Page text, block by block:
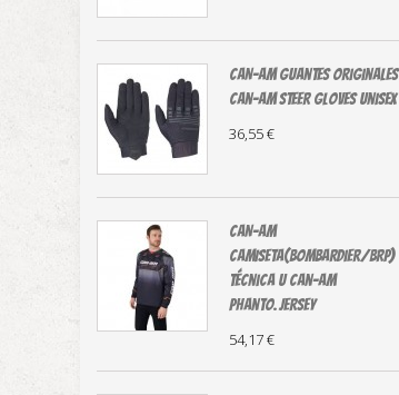
CAN-AM guantes originales
Can-Am Steer Gloves Unisex
36,55 €
CAN-AM
CAMISETA(Bombardier/BRP)
técnica U Can-Am
Phanto.Jersey
54,17 €